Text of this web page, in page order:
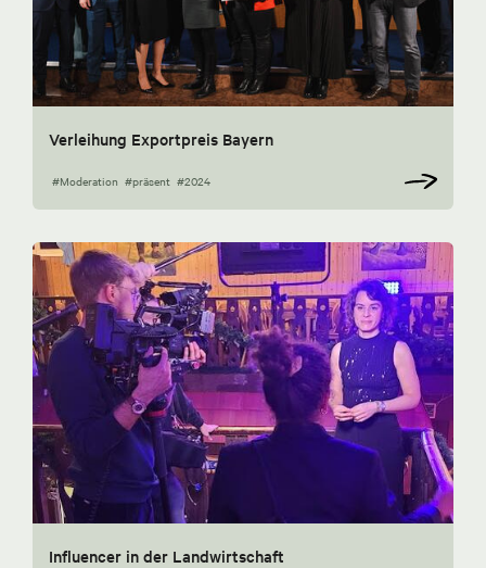
Verleihung Exportpreis Bayern
#Moderation #präsent #2024
Influencer in der Landwirtschaft